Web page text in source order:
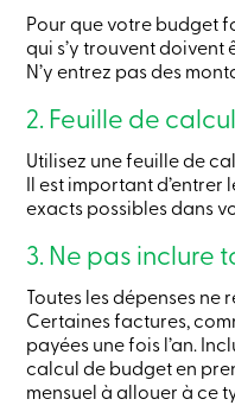
en
ligne
Connexion
Connexion
Carte
de
-
Connexion
Carte
de
crédit
-
Pour que votre budget
qui s’y trouvent doivent
N’y entrez pas des
2. Feuille de
Utilisez une feuille de
Il est important d’entrer
exacts possibles dans
3. Ne pas inclure
Toutes les dépenses ne
Certaines factures,
payées une fois l’an.
calcul de budget en
mensuel à allouer à ce